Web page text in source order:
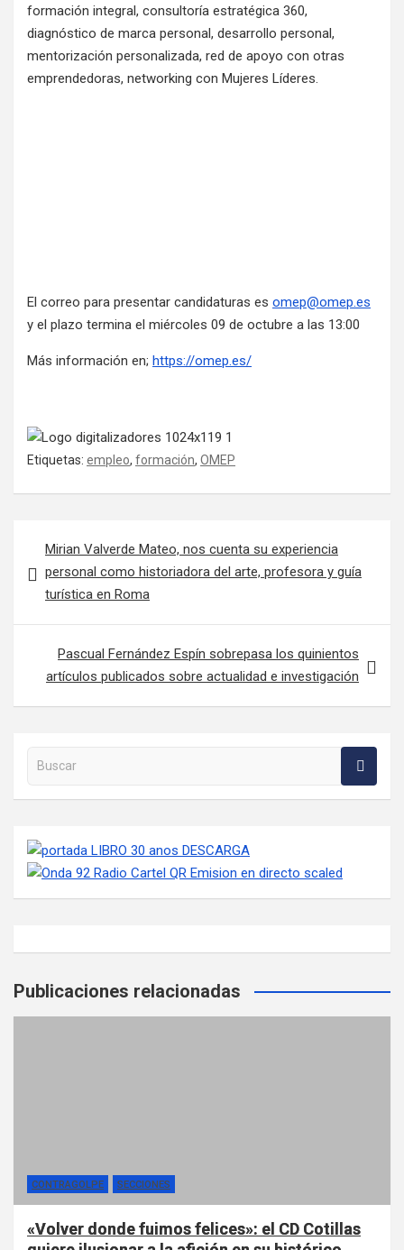
formación integral, consultoría estratégica 360,
diagnóstico de marca personal, desarrollo personal,
mentorización personalizada, red de apoyo con otras
emprendedoras, networking con Mujeres Líderes.
El correo para presentar candidaturas es omep@omep.es
y el plazo termina el miércoles 09 de octubre a las 13:00
Más información en; https://omep.es/
Etiquetas: empleo, formación, OMEP
Mirian Valverde Mateo, nos cuenta su experiencia
personal como historiadora del arte, profesora y guía
turística en Roma
Pascual Fernández Espín sobrepasa los quinientos
artículos publicados sobre actualidad e investigación
Buscar en la web
Publicaciones relacionadas
CONTRAGOLPE SECCIONES
«Volver donde fuimos felices»: el CD Cotillas